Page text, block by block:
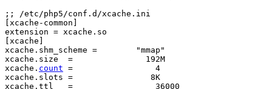
;; /etc/php5/conf . d /xcache .
xcache - common
extension = xcache .
xcache
xcache . shm_scheme =
"mmap"
xcache . size =
               192M
xcache . count =
4
xcache . slots =
                8K
xcache . ttl =
36000